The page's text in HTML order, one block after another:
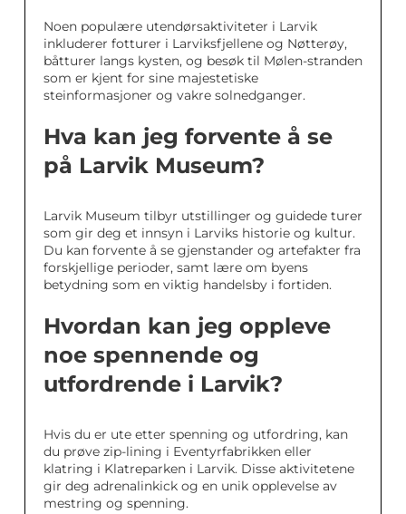
Noen populære utendørsaktiviteter i Larvik
inkluderer fotturer i Larviksfjellene og Nøtterøy,
båtturer langs kysten, og besøk til Mølen-stranden
som er kjent for sine majestetiske
steinformasjoner og vakre solnedganger.
Hva kan jeg forvente å se
på Larvik Museum?
Larvik Museum tilbyr utstillinger og guidede turer
som gir deg et innsyn i Larviks historie og kultur.
Du kan forvente å se gjenstander og artefakter fra
forskjellige perioder, samt lære om byens
betydning som en viktig handelsby i fortiden.
Hvordan kan jeg oppleve
noe spennende og
utfordrende i Larvik?
Hvis du er ute etter spenning og utfordring, kan
du prøve zip-lining i Eventyrfabrikken eller
klatring i Klatreparken i Larvik. Disse aktivitetene
gir deg adrenalinkick og en unik opplevelse av
mestring og spenning.